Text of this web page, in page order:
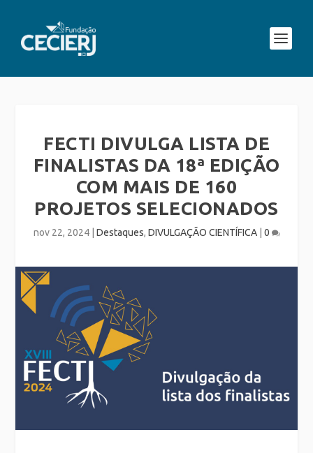
FECTI DIVULGA LISTA DE
FINALISTAS DA 18ª EDIÇÃO
COM MAIS DE 160
PROJETOS SELECIONADOS
nov 22, 2024| Destaques, DIVULGAÇÃO CIENTÍFICA| 0